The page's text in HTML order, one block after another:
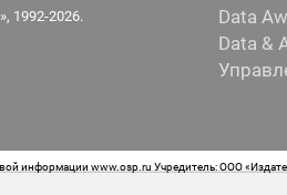
1992-2026.
Data
Data &
информации www.osp.ru Учредитель: ООО